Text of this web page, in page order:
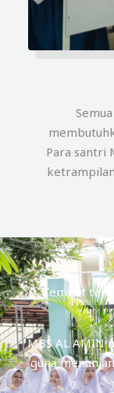
Para santri
Tempat
MBS AL AMIN
guna